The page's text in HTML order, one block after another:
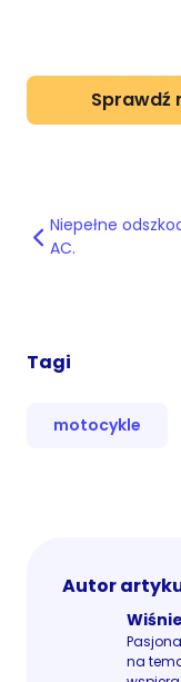
Sprawdź
Niepełne
AC.
Tagi
motocykle
Autor
na